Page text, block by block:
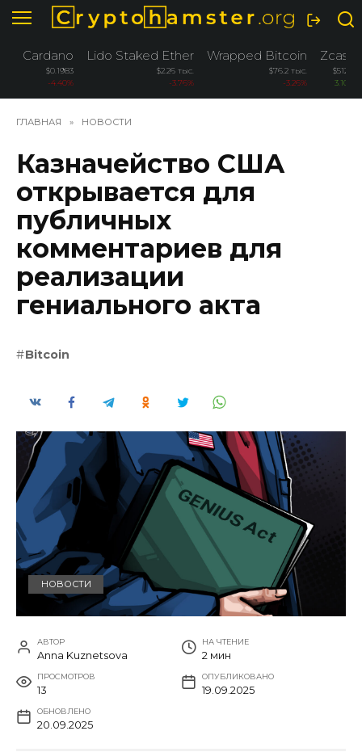
Перейти
содержанию
Cardano
$0.1983
-4.40%
Lido Staked Ether
$2.26 тыс.
-3.76%
Wrapped Bitcoin
$76.2 тыс.
-3.26%
Zcash
$512.4
3.10%
ГЛАВНАЯ » НОВОСТИ
Казначейство США
открывается для
публичных
комментариев для
реализации
гениального акта
Bitcoin
НОВОСТИ
АВТОР
Anna Kuznetsova
НА ЧТЕНИЕ
2 мин
ПРОСМОТРОВ
13
ОПУБЛИКОВАНО
19.09.2025
ОБНОВЛЕНО
20.09.2025